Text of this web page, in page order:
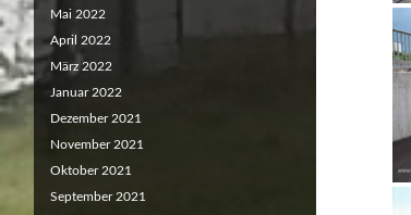
Mai 2022
April 2022
März 2022
Januar 2022
Dezember 2021
November 2021
Oktober 2021
September 2021